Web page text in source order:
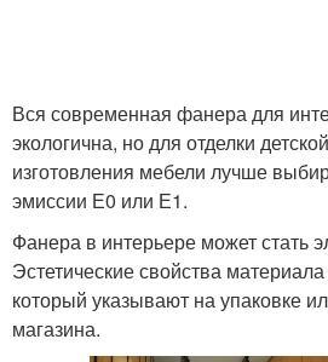
Вся современная фанера для
экологична, но для отделки
изготовления мебели лучше
эмиссии Е0 или Е1.
Фанера в интерьере может стать
Эстетические свойства материала
который указывают на упаковке
магазина.